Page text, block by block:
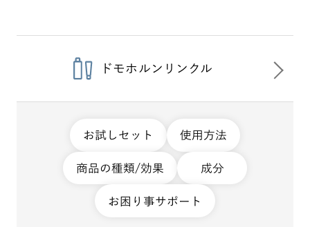
ドモホルンリンクル
お試しセット 使用方法
商品の種類/効果 成分
お困り事サポート